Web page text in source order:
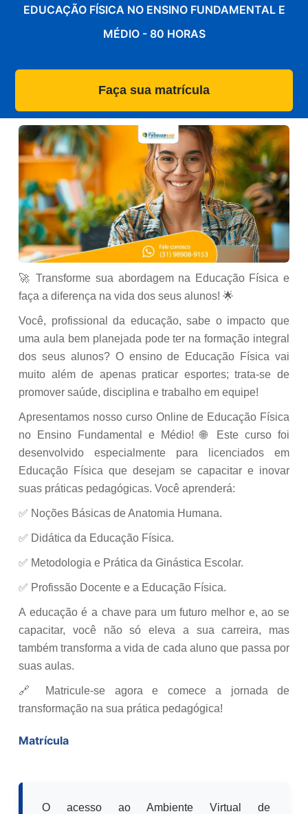
EDUCAÇÃO FÍSICA NO ENSINO FUNDAMENTAL E
MÉDIO - 80 HORAS
Faça sua matrícula
🚀 Transforme sua abordagem na Educação Física e
faça a diferença na vida dos seus alunos! 🌟
Você, profissional da educação, sabe o impacto que
uma aula bem planejada pode ter na formação integral
dos seus alunos? O ensino de Educação Física vai
muito além de apenas praticar esportes; trata-se de
promover saúde, disciplina e trabalho em equipe!
Apresentamos nosso curso Online de Educação Física
no Ensino Fundamental e Médio! 🌐 Este curso foi
desenvolvido especialmente para licenciados em
Educação Física que desejam se capacitar e inovar
suas práticas pedagógicas. Você aprenderá:
✅ Noções Básicas de Anatomia Humana.
✅ Didática da Educação Física.
✅ Metodologia e Prática da Ginástica Escolar.
✅ Profissão Docente e a Educação Física.
A educação é a chave para um futuro melhor e, ao se
capacitar, você não só eleva a sua carreira, mas
também transforma a vida de cada aluno que passa por
suas aulas.
🔗 Matricule-se agora e comece a jornada de
transformação na sua prática pedagógica!
Matrícula
O acesso ao Ambiente Virtual de